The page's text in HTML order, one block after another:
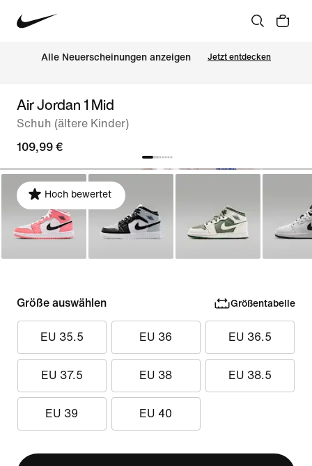
Alle Neuerscheinungen anzeigen Jetzt entdecken
Air Jordan 1 Mid
Schuh (ältere Kinder)
109,99 €
Hoch bewertet
Größe auswählen Größentabelle
EU 35.5 EU 36 EU 36.5
EU 37.5 EU 38 EU 38.5
EU 39 EU 40